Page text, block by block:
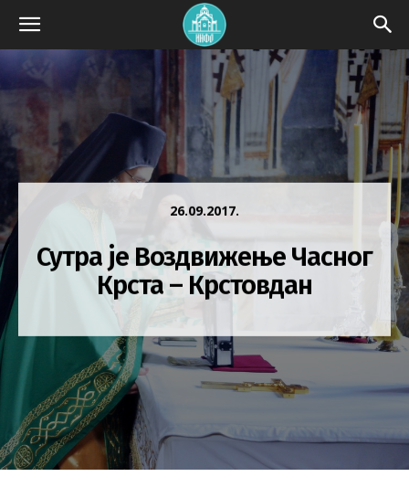
26.09.2017.
Сутра је Воздвижење Часног
Крста – Крстовдан